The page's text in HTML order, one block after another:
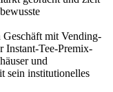
Geschäft mit Vending-
Instant-Tee-Premix-
und
sein institutionelles